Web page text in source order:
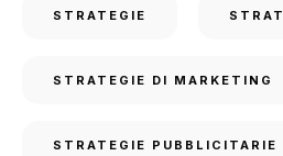
STRATEGIE
STRATEGIE DI MARKETING
STRATEGIE PUBBLICITARIE